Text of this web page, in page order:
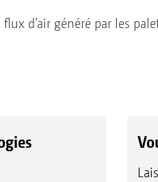
d’air généré par les